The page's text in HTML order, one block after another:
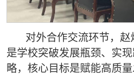
对外合作交流环节，
是学校突破发展瓶颈、实
略，核心目标是赋能高质